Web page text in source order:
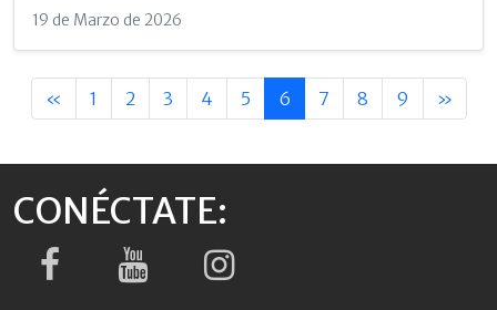
19 de Marzo de 2026
« 1 2 3 4 5 6 7 8 9 »
CONÉCTATE: